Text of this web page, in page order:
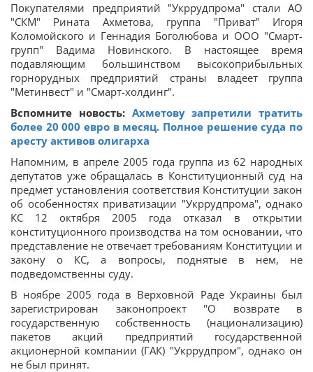
Покупателями предприятий "Укррудпрома" стали АО
"СКМ" Рината Ахметова, группа "Приват" Игоря
Коломойского и Геннадия Боголюбова и ООО "Смарт-
групп" Вадима Новинского. В настоящее время
подавляющим большинством высокоприбыльных
горнорудных предприятий страны владеет группа
"Метинвест" и "Смарт-холдинг".
Вспомните новость: Ахметову запретили тратить
более 20 000 евро в месяц. Полное решение суда по
аресту активов олигарха
Напомним, в апреле 2005 года группа из 62 народных
депутатов уже обращалась в Конституционный суд на
предмет установления соответствия Конституции закон
об особенностях приватизации "Укррудпрома", однако
КС 12 октября 2005 года отказал в открытии
конституционного производства на том основании, что
представление не отвечает требованиям Конституции и
закону о КС, а вопросы, поднятые в нем, не
подведомственны суду.
В ноябре 2005 года в Верховной Раде Украины был
зарегистрирован законопроект "О возврате в
государственную собственность (национализацию)
пакетов акций предприятий государственной
акционерной компании (ГАК) "Укррудпром", однако он
не был принят.